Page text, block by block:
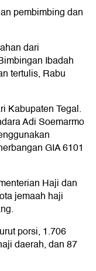
pembimbing dan
dari
Ibadah
tertulis, Rabu
Kabupaten Tegal.
Adi Soemarmo
GIA 6101
Haji dan
jemaah haji
porsi, 1.706
daerah, dan 87